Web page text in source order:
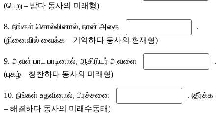
(பெறு – 받다 동사의 미래형)
8. நீங்கள் சொல்லினால், நான் அதை
.
(நினைவில் வைக்க – 기억하다 동사의 현재형)
9. அவள் பாட பாடினால், ஆசிரியர் அவளை
.
(புகழ் – 칭찬하다 동사의 미래형)
10. நீங்கள் உதவினால், பிரச்சனை
. (தீர்க்க
– 해결하다 동사의 미래수동태)